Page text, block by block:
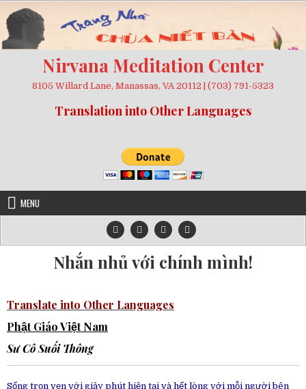
to
content
Nirvana Meditation Center
8105 Willard Lane, Manassas, VA 20112 | (703) 791-5323
Translation into Other Languages
MENU
Nhắn nhủ với chính mình!
Translate into Other Languages
Phật Giáo Việt Nam
Sư Cô Suối Thông
Sống trọn vẹn với giây phút hiện tại và hết lòng với mỗi người bên